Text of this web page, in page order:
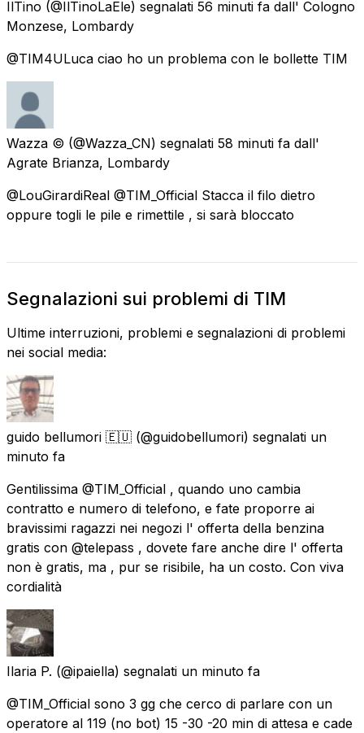
IlTino (@IlTinoLaEle) segnalati 56 minuti fa dall' Cologno
Monzese, Lombardy
@TIM4ULuca ciao ho un problema con le bollette TIM
Wazza © (@Wazza_CN) segnalati 58 minuti fa dall'
Agrate Brianza, Lombardy
@LouGirardiReal @TIM_Official Stacca il filo dietro
oppure togli le pile e rimettile , si sarà bloccato
Segnalazioni sui problemi di TIM
Ultime interruzioni, problemi e segnalazioni di problemi
nei social media:
guido bellumori 🇪🇺 (@guidobellumori) segnalati un
minuto fa
Gentilissima @TIM_Official , quando uno cambia
contratto e numero di telefono, e fate proporre ai
bravissimi ragazzi nei negozi l' offerta della benzina
gratis con @telepass , dovete fare anche dire l' offerta
non è gratis, ma , pur se risibile, ha un costo. Con viva
cordialità
Ilaria P. (@ipaiella) segnalati un minuto fa
@TIM_Official sono 3 gg che cerco di parlare con un
operatore al 119 (no bot) 15 -30 -20 min di attesa e cade